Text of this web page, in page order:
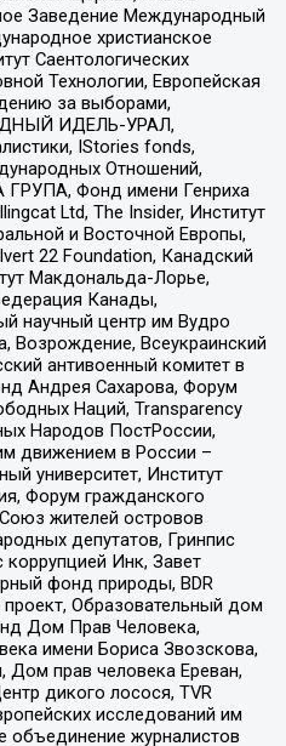
Заведение Международный
христианское
Саентологических
Технологии, Европейская
за выборами,
ИДЕЛЬ-УРАЛ,
IStories fonds,
Отношений,
Фонд имени Генриха
Ltd, The Insider, Институт
и Восточной Европы,
22 Foundation, Канадский
Макдональда-Лорье,
Канады,
научный центр им Вудро
Возрождение, Всеукраинский
антивоенный комитет в
Андрея Сахарова, Форум
Наций, Transparеncy
Народов ПостРоссии,
движением в России –
университет, Институт
Форум гражданского
жителей островов
депутатов, Гринпис
Инк, Завет
фонд природы, BDR
Образовательный дом
Дом Прав Человека,
имени Бориса Звозскова,
Дом прав человека Ереван,
дикого лосося, TVR
исследований им
объединение журналистов